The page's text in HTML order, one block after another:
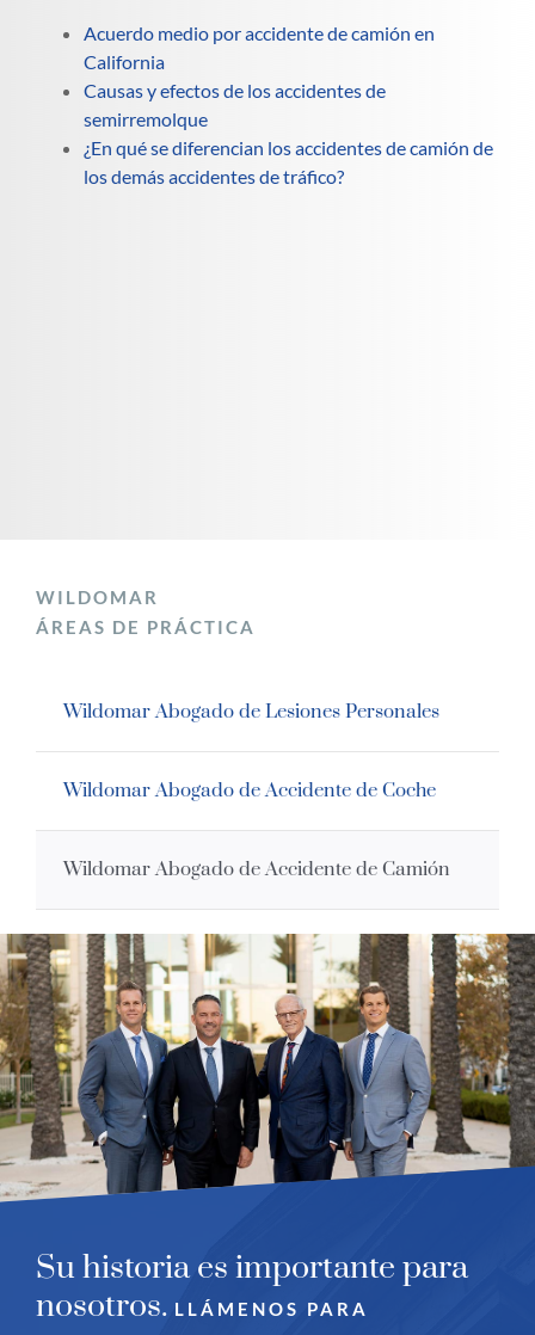
WILDOMAR
ÁREAS DE PRÁCTICA
Wildomar Abogado de Lesiones Personales
Wildomar Abogado de Accidente de Coche
Wildomar Abogado de Accidente de Camión
Acuerdo medio por accidente de camión en
California
Causas y efectos de los accidentes de
semirremolque
¿En qué se diferencian los accidentes de camión de
los demás accidentes de tráfico?
Su historia es importante para
nosotros. LLÁMENOS PARA